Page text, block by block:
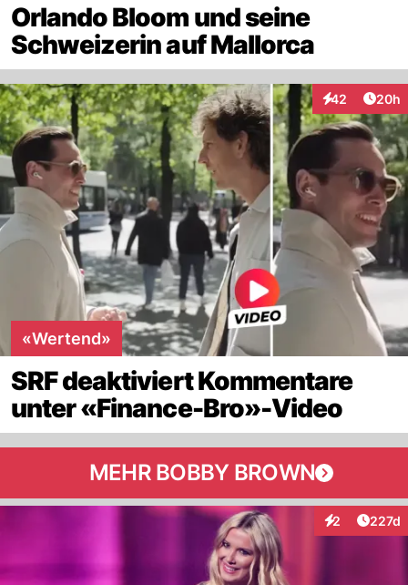
Orlando Bloom und seine
Schweizerin auf Mallorca
42
Interaktionen
20h
«Wertend»
SRF deaktiviert Kommentare
unter «Finance-Bro»-Video
MEHR BOBBY BROWN
2
Interaktionen
227d